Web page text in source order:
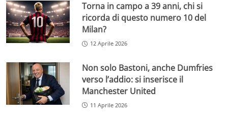
Torna in campo a 39 anni, chi si
ricorda di questo numero 10 del
Milan?
12 Aprile 2026
Non solo Bastoni, anche Dumfries
verso l’addio: si inserisce il
Manchester United
11 Aprile 2026